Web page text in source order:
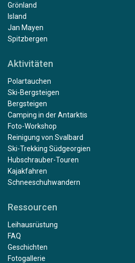
Grönland
Island
Jan Mayen
Spitzbergen
Aktivitäten
Polartauchen
Ski-Bergsteigen
Bergsteigen
Camping in der Antarktis
Foto-Workshop
Reinigung von Svalbard
Ski-Trekking Südgeorgien
Hubschrauber-Touren
Kajakfahren
Schneeschuhwandern
Ressourcen
Leihausrüstung
FAQ
Geschichten
Fotogallerie